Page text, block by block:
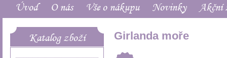
Úvod O nás Vše o nákupu Novinky Akční
Katalog zboží Girlanda moře